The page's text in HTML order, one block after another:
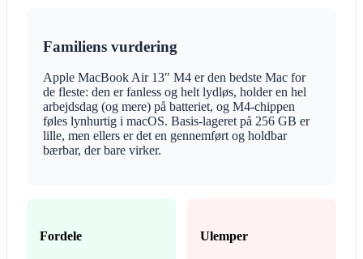
Familiens vurdering
Apple MacBook Air 13″ M4 er den bedste Mac for
de fleste: den er fanless og helt lydløs, holder en hel
arbejdsdag (og mere) på batteriet, og M4-chippen
føles lynhurtig i macOS. Basis-lageret på 256 GB er
lille, men ellers er det en gennemført og holdbar
bærbar, der bare virker.
Fordele Ulemper